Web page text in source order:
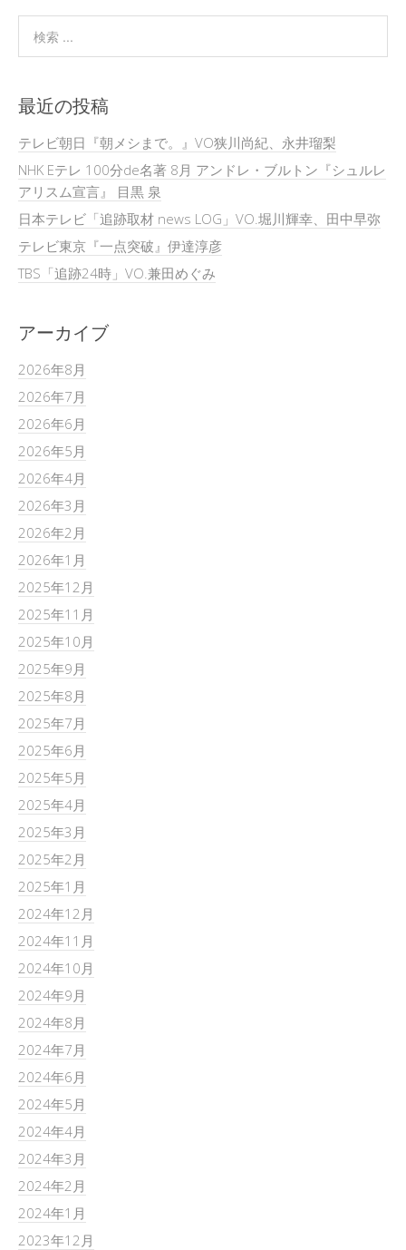
最近の投稿
テレビ朝日『朝メシまで。』VO狭川尚紀、永井瑠梨
NHK Eテレ 100分de名著 8月 アンドレ・ブルトン『シュルレ
アリスム宣言』 目黒 泉
日本テレビ「追跡取材 news LOG」VO.堀川輝幸、田中早弥
テレビ東京『一点突破』伊達淳彦
TBS「追跡24時」VO.兼田めぐみ
アーカイブ
2026年8月
2026年7月
2026年6月
2026年5月
2026年4月
2026年3月
2026年2月
2026年1月
2025年12月
2025年11月
2025年10月
2025年9月
2025年8月
2025年7月
2025年6月
2025年5月
2025年4月
2025年3月
2025年2月
2025年1月
2024年12月
2024年11月
2024年10月
2024年9月
2024年8月
2024年7月
2024年6月
2024年5月
2024年4月
2024年3月
2024年2月
2024年1月
2023年12月